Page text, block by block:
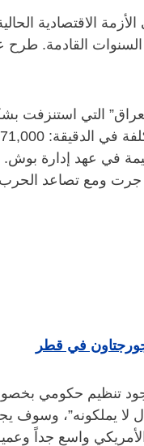
الاقتصادية
القادمة. طرح
التي استنزفت
في عهد إدارة
جرت ومع تصاعد
في قطر
تنظيم حكومي
لا يملكونه”،
واسع جداً